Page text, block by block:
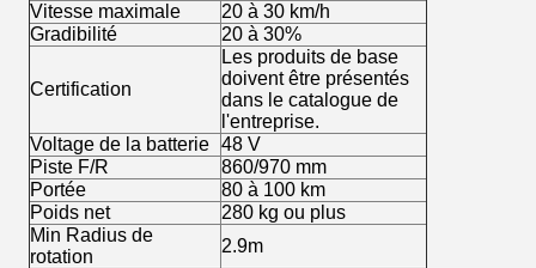
Vitesse maximale
20 à 30 km/h
Gradibilité
20 à 30%
Certification
Les produits de base
doivent être présentés
dans le catalogue de
l'entreprise.
Voltage de la batterie 48 V
Piste F/R
860/970 mm
Portée
80 à 100 km
Poids net
280 kg ou plus
Min Radius de
rotation
2.9m